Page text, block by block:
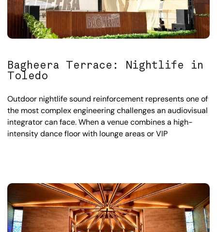
Bagheera Terrace: Nightlife in
Toledo
Outdoor nightlife sound reinforcement represents one of
the most complex engineering challenges an audiovisual
integrator can face. When a venue combines a high-
intensity dance floor with lounge areas or VIP